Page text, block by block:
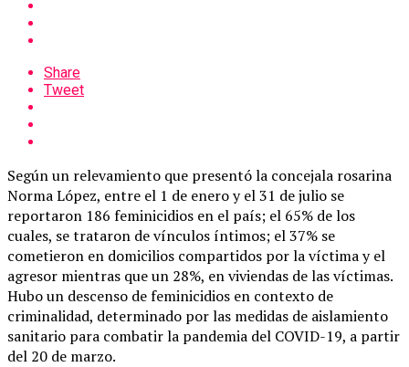
Share
Tweet
Según un relevamiento que presentó la concejala rosarina
Norma López, entre el 1 de enero y el 31 de julio se
reportaron 186 feminicidios en el país; el 65% de los
cuales, se trataron de vínculos íntimos; el 37% se
cometieron en domicilios compartidos por la víctima y el
agresor mientras que un 28%, en viviendas de las víctimas.
Hubo un descenso de feminicidios en contexto de
criminalidad, determinado por las medidas de aislamiento
sanitario para combatir la pandemia del COVID-19, a partir
del 20 de marzo.